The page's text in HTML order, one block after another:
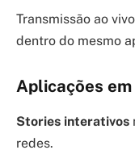
Transmissão ao
dentro do mesmo
Aplicações
Stories interativos
redes.